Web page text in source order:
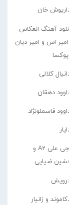
خان
آهنگ انعکاس
اس و امیر دیان
کلالی
دهقان
قاسملونژاد
دجی علی A2 و
ضیایی
و زانیار